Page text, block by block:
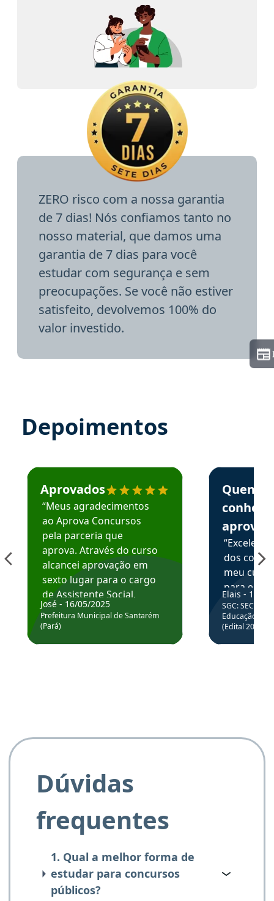
ZERO risco com a nossa garantia
de 7 dias! Nós confiamos tanto no
nosso material, que damos uma
garantia de 7 dias para você
estudar com segurança e sem
preocupações. Se você não estiver
satisfeito, devolvemos 100% do
valor investido.
Depoimentos
Estudante José recomenda o Aprova Concursos em
Aprovados
“Meus agradecimentos
ao Aprova Concursos
pela parceria que
aprova. Através do curso
alcancei aprovação em
sexto lugar para o cargo
de Assistente Social.
Hoje estou atuando na
Prefeitura de Santarém.
José - 16/05/2025
Prefeitura Municipal de Santarém
(Pará)
Estudante
Quem
aprova
dos
meu
para
colocar
através
de
Elais - 15/
SGC: SEC BA
Educação
(Edital
Dúvidas
frequentes
1. Qual a melhor forma de
estudar para concursos
públicos?